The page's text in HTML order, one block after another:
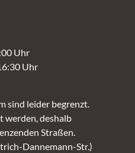
Uhr
Uhr
sind leider begrenzt.
werden, deshalb
Straßen.
Dannemann-Str.)